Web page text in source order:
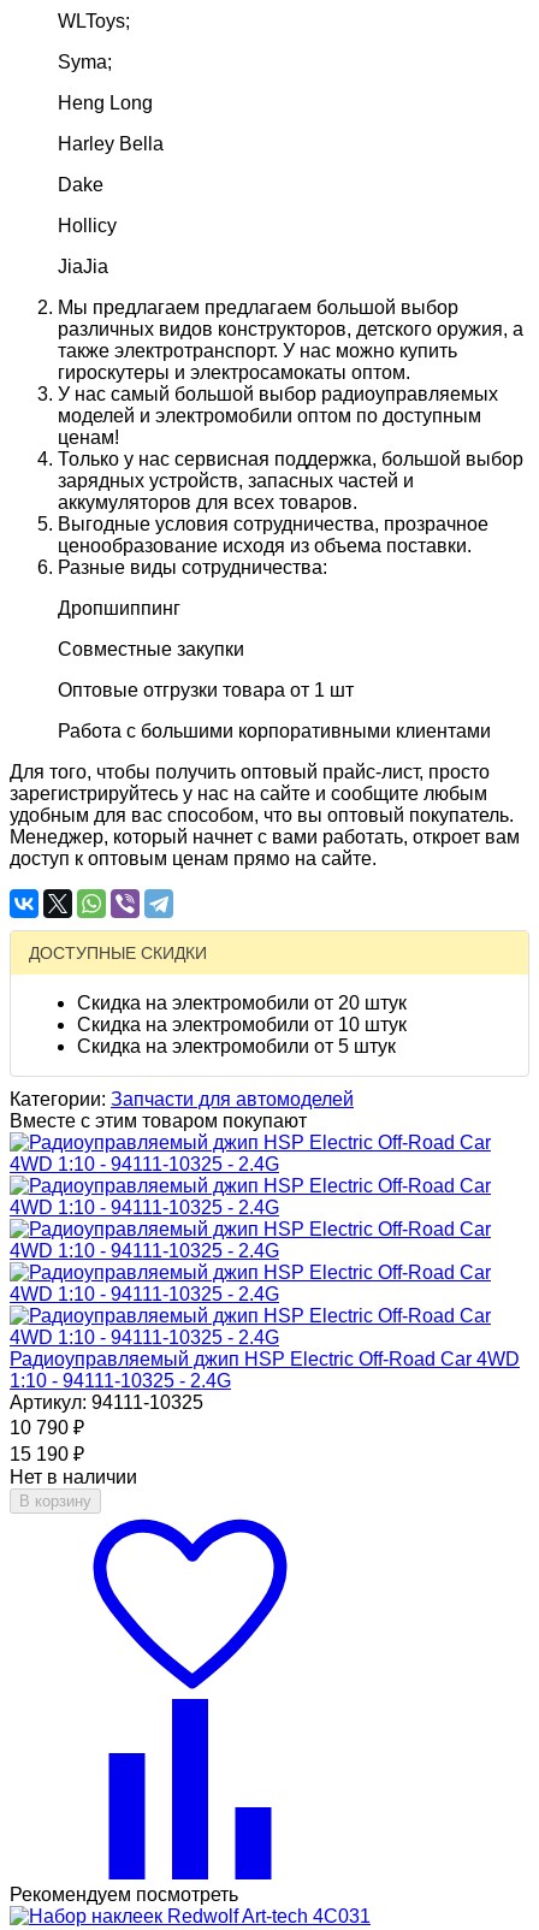
WLToys;
Syma;
Heng Long
Harley Bella
Dake
Hollicy
JiaJia
Мы предлагаем предлагаем большой выбор
различных видов конструкторов, детского оружия, а
также электротранспорт. У нас можно купить
гироскутеры и электросамокаты оптом.
У нас самый большой выбор радиоуправляемых
моделей и электромобили оптом по доступным
ценам!
Только у нас сервисная поддержка, большой выбор
зарядных устройств, запасных частей и
аккумуляторов для всех товаров.
Выгодные условия сотрудничества, прозрачное
ценообразование исходя из объема поставки.
Разные виды сотрудничества:
Дропшиппинг
Совместные закупки
Оптовые отгрузки товара от 1 шт
Работа с большими корпоративными клиентами
Для того, чтобы получить оптовый прайс-лист, просто
зарегистрируйтесь у нас на сайте и сообщите любым
удобным для вас способом, что вы оптовый покупатель.
Менеджер, который начнет с вами работать, откроет вам
доступ к оптовым ценам прямо на сайте.
ДОСТУПНЫЕ СКИДКИ
Скидка на электромобили от 20 штук
Скидка на электромобили от 10 штук
Скидка на электромобили от 5 штук
Категории: Запчасти для автомоделей
Вместе с этим товаром покупают
Радиоуправляемый джип HSP Electric Off-Road Car 4WD
1:10 - 94111-10325 - 2.4G
Артикул: 94111-10325
10 790 ₽
15 190 ₽
Нет в наличии
В корзину
Рекомендуем посмотреть